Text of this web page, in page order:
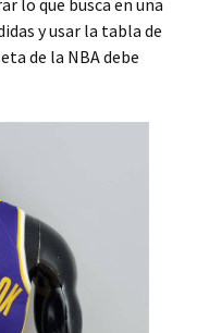
lo que busca en una
y usar la tabla de
de la NBA debe